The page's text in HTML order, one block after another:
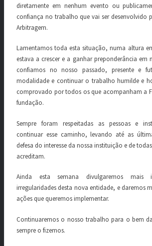
diretamente em nenhum evento ou
confiança no trabalho que vai ser desenvolvido
Arbitragem.
Lamentamos toda esta situação, numa altura
estava a crescer e a ganhar preponderância em
confiamos no nosso passado, presente e
modalidade e continuar o trabalho humilde e
comprovado por todos os que acompanham a
fundação.
Sempre foram respeitadas as pessoas e
continuar esse caminho, levando até as
defesa do interesse da nossa instituição e de
acreditam.
Ainda esta semana divulgaremos mais
irregularidades desta nova entidade, e daremos
ações que queremos implementar.
Continuaremos o nosso trabalho para o bem
sempre o fizemos.